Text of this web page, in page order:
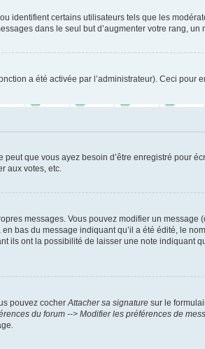
identifient certains utilisateurs tels que les
dans le seul but d’augmenter votre rang,
a été activée par l’administrateur). Ceci pour
que vous ayez besoin d’être enregistré pour
aux votes, etc.
messages. Vous pouvez modifier un
bas du message indiquant qu’il a été édité, le
ils ont la possibilité de laisser une note indiquant
pouvez cocher Attacher sa signature sur le
du forum --> Modifier les préférences de